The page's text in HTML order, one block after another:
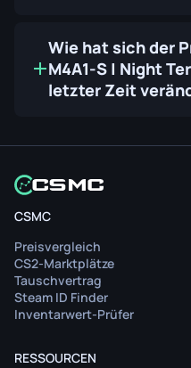
Wie hat sich der
M4A1-S | Night
letzter Zeit
CSMC
Preisvergleich
CS2-Marktplätze
Tauschvertrag
Steam ID Finder
Inventarwert-Prüfer
RESSOURCEN